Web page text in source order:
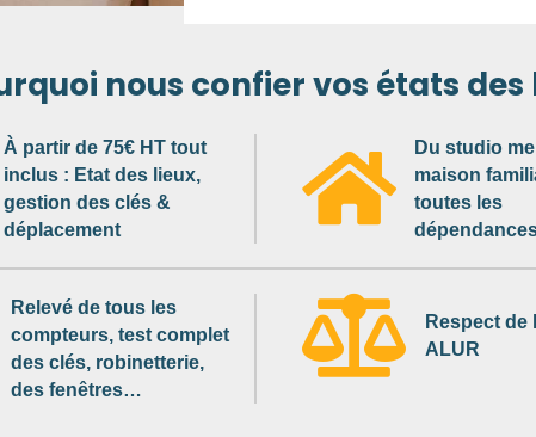
nous confier vos états des
À partir de 75€ HT tout
inclus : Etat des lieux,
gestion des clés &
déplacement

Du studio
maison
toutes les
Relevé de tous les
compteurs, test complet
des clés, robinetterie,
des fenêtres…

Respect de
ALUR